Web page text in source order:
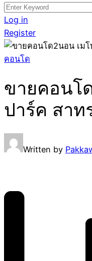
Search
for:
Log in
Register
คอนโด
ขายคอนโ
ปาร์ค สา
Written by